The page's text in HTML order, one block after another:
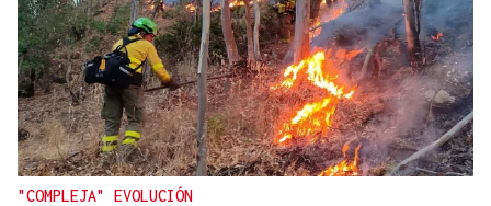
CARTA COMPLETA
Documento | El comunicado íntegro de los
concejales que rechazan la fusión fusión de
Carballeda de Avia y Ribadavia
"COMPLEJA" EVOLUCIÓN